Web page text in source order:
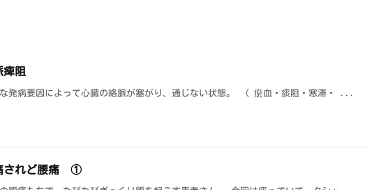
痺阻
発病要因によって心臓の絡脈が塞がり、通じない状態。 （ 瘀血・痰阻・寒滞・ ...
されど腰痛 ①